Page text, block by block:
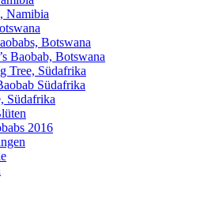
Namibia
Botswana
Baobab, Botswana
Tree, Südafrika
Südafrika
Südafrika
2016